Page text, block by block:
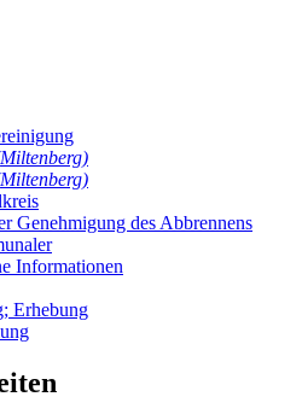
Genehmigung des Abbrennens
Informationen
Erhebung